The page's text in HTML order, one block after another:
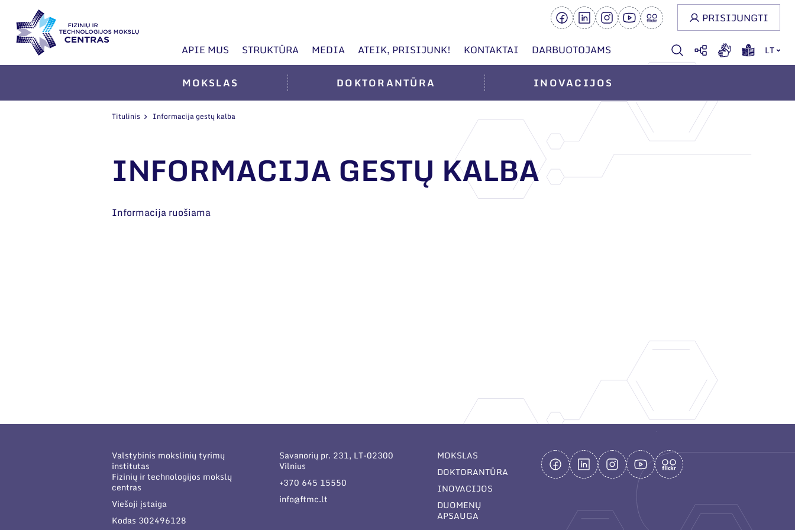
APIE MUS STRUKTŪRA MEDIA ATEIK, PRISIJUNK! KONTAKTAI DARBUOTOJAMS LT
PRISIJUNGTI
MOKSLAS DOKTORANTŪRA INOVACIJOS
Titulinis Informacija gestų kalba
INFORMACIJA GESTŲ KALBA
Informacija ruošiama
Valstybinis mokslinių tyrimų
institutas
Fizinių ir technologijos mokslų
centras
Viešoji įstaiga
Kodas 302496128
Savanorių pr. 231, LT-02300
Vilnius
+370 645 15550
info@ftmc.lt
MOKSLAS
DOKTORANTŪRA
INOVACIJOS
DUOMENŲ
APSAUGA